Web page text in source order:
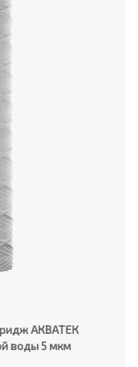
АКВАТЕК
воды 5 мкм